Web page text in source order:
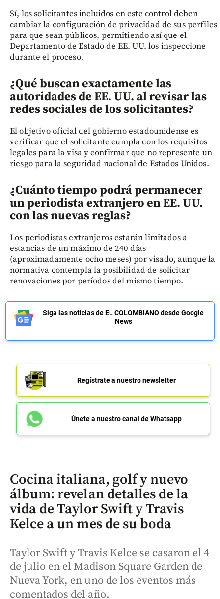
Sí, los solicitantes incluidos en este control deben
cambiar la configuración de privacidad de sus perfiles
para que sean públicos, permitiendo así que el
Departamento de Estado de EE. UU. los inspeccione
durante el proceso.
¿Qué buscan exactamente las
autoridades de EE. UU. al revisar las
redes sociales de los solicitantes?
El objetivo oficial del gobierno estadounidense es
verificar que el solicitante cumpla con los requisitos
legales para la visa y confirmar que no represente un
riesgo para la seguridad nacional de Estados Unidos.
¿Cuánto tiempo podrá permanecer
un periodista extranjero en EE. UU.
con las nuevas reglas?
Los periodistas extranjeros estarán limitados a
estancias de un máximo de 240 días
(aproximadamente ocho meses) por visado, aunque la
normativa contempla la posibilidad de solicitar
renovaciones por períodos del mismo tiempo.
Siga las noticias de EL COLOMBIANO desde Google
News
Regístrate a nuestro newsletter
Únete a nuestro canal de Whatsapp
Cocina italiana, golf y nuevo
álbum: revelan detalles de la
vida de Taylor Swift y Travis
Kelce a un mes de su boda
Taylor Swift y Travis Kelce se casaron el 4
de julio en el Madison Square Garden de
Nueva York, en uno de los eventos más
comentados del año.